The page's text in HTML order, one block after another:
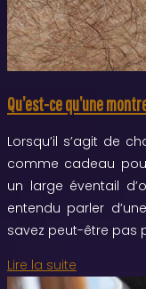
Qu’est-ce qu’une
Lorsqu’il s’agit de
comme cadeau
un large éventail
entendu parler
savez peut-être pas
Lire la suite